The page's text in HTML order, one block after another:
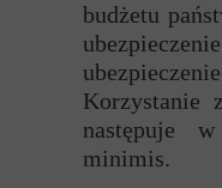
budżetu
Korzystanie
następuje
minimis.